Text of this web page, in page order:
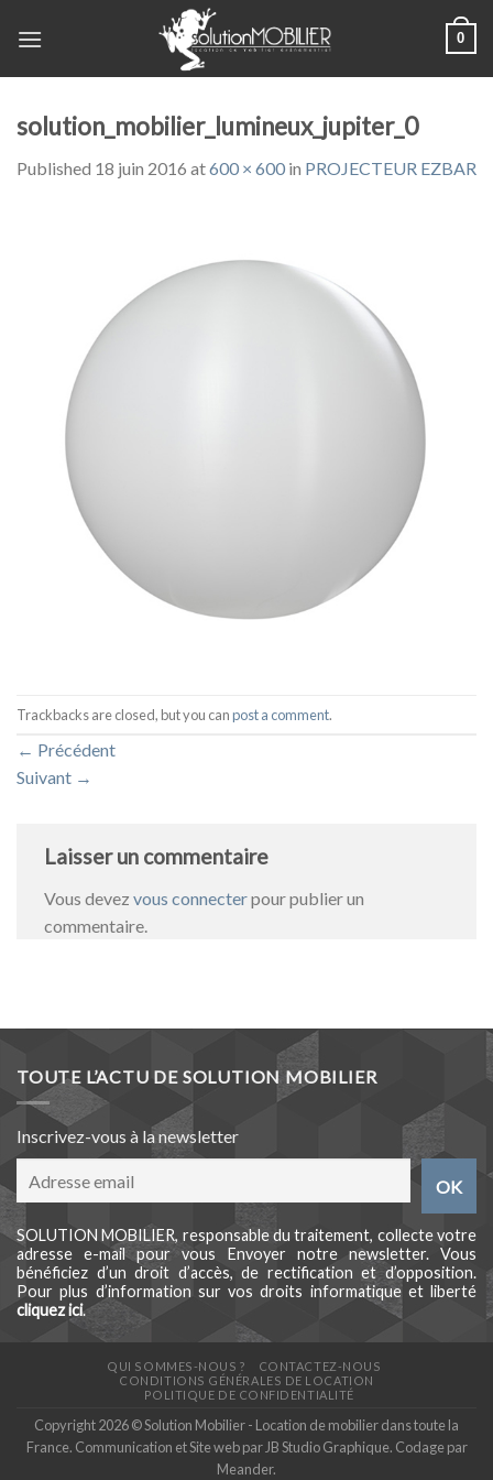
0
solution_mobilier_lumineux_jupiter_0
Published 18 juin 2016 at600 × 600 in PROJECTEUR EZBAR
Trackbacks are closed, but you canpost a comment.
← Précédent
Suivant →
Laisser un commentaire
Vous devez vous connecterpour publier un
commentaire.
TOUTE L’ACTU DE SOLUTION MOBILIER
Inscrivez-vous à la newsletter
SOLUTION MOBILIER, responsable du traitement, collecte votre
adresse e-mail pour vous Envoyer notre newsletter. Vous
bénéficiez d’un droit d’accès, de rectification et d’opposition.
Pour plus d’information sur vos droits informatique et liberté
cliquez ici.
QUI SOMMES-NOUS ?
CONTACTEZ-NOUS
CONDITIONS GÉNÉRALES DE LOCATION
POLITIQUE DE CONFIDENTIALITÉ
Copyright 2026 © Solution Mobilier - Location de mobilier dans toute la
France. Communication et Site web par JB Studio Graphique. Codage par
Meander.